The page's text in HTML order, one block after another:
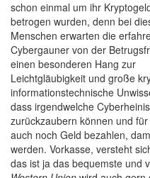
schon einmal um ihr
betrogen wurden, denn bei
Menschen erwarten die
Cybergauner von der
einen besonderen Hang zur
Leichtgläubigkeit und große
informationstechnische
dass irgendwelche
zurückzaubern können und
auch noch Geld bezahlen,
werden. Vorkasse, versteht
das ist ja das bequemste und